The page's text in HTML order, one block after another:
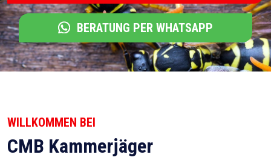
BERATUNG PER WHATSAPP
WILLKOMMEN BEI
CMB Kammerjäger